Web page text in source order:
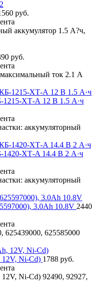
руб.
аккумулятор 1.5 А?ч,
руб.
ток 2.1 А
ХТ-А 12 В 1.5 А·ч
аккумуляторный
ХТ-A 14.4 В 2 А·ч
аккумуляторный
3.0Ah 10.8V 2440
625439000, 625585000
12V, Ni-Cd) 1788 руб.
Ni-Cd) 92490, 92927,